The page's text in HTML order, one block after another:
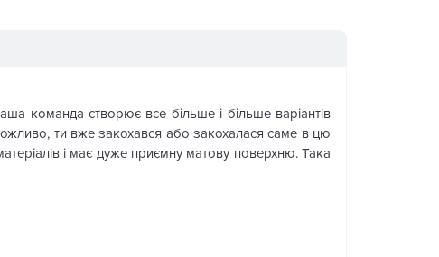
команда створює все більше і більше варіантів
ти вже закохався або закохалася саме в цю
і має дуже приємну матову поверхню. Така